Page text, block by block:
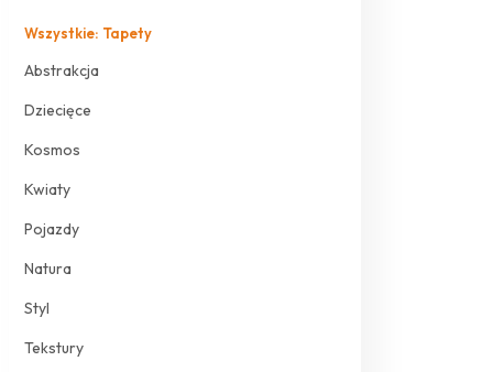
Wszystkie: Tapety
Abstrakcja
Dziecięce
Kosmos
Kwiaty
Pojazdy
Natura
Styl
Tekstury